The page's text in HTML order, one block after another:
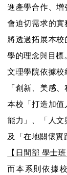
進產學合作、增
會迫切需求的實
將透過拓展本
學的理念與目標
文理學院依據校
「創新、美感
本校「打造加
能力」、「人文
及「在地關懷實
【日間部 學士
而本系則依據